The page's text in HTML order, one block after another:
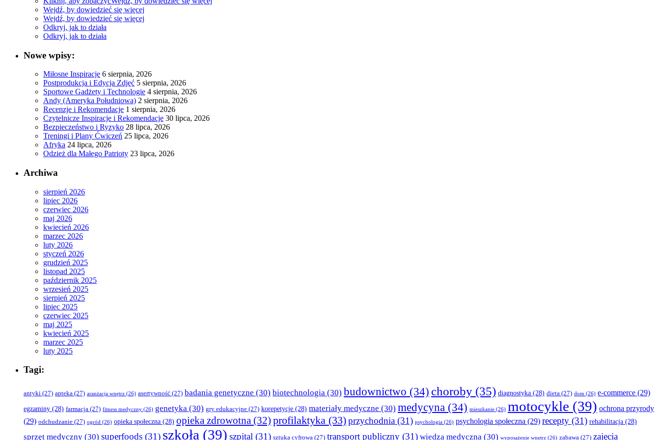
Wejdź, by dowiedzieć się więcej
Wejdź, by dowiedzieć się więcej
Odkryj, jak to działa
Odkryj, jak to działa
Nowe wpisy:
Miłosne Inspiracje 6 sierpnia, 2026
Postprodukcja i Edycja Zdjęć 5 sierpnia, 2026
Sportowe Gadżety i Technologie 4 sierpnia, 2026
Andy (Ameryka Południowa) 2 sierpnia, 2026
Recenzje i Rekomendacje 1 sierpnia, 2026
Czytelnicze Inspiracje i Rekomendacje 30 lipca, 2026
Bezpieczeństwo i Ryzyko 28 lipca, 2026
Treningi i Plany Ćwiczeń 25 lipca, 2026
Afryka 24 lipca, 2026
Odzież dla Małego Patrioty 23 lipca, 2026
Archiwa
sierpień 2026
lipiec 2026
czerwiec 2026
maj 2026
kwiecień 2026
marzec 2026
luty 2026
styczeń 2026
grudzień 2025
listopad 2025
październik 2025
wrzesień 2025
sierpień 2025
lipiec 2025
czerwiec 2025
maj 2025
kwiecień 2025
marzec 2025
luty 2025
Tagi:
antyki (27) apteka (27) aranżacja wnętrz (26) asertywność (27) badania genetyczne (30) biotechnologia (30) budownictwo (34) choroby (35) diagnostyka (28) dieta (27) dom (26) e-commerce (29)
egzaminy (28) farmacja (27) fitness medyczny (26) genetyka (30) gry edukacyjne (27) korepetycje (28) materiały medyczne (30) medycyna (34) mieszkanie (26) motocykle (39) ochrona przyrody
(29) odchudzanie (27) ogród (26) opieka społeczna (28) opieka zdrowotna (32) profilaktyka (33)przychodnia (31) psychologia (26) psychologia społeczna (29) recepty (31) rehabilitacja (28)
sprzęt medyczny (30) superfoods (31) szkoła (39) szpital (31) sztuka cyfrowa (27) transport publiczny (31) wiedza medyczna (30) wyposażenie wnętrz (26) zabawa (27) zajęcia